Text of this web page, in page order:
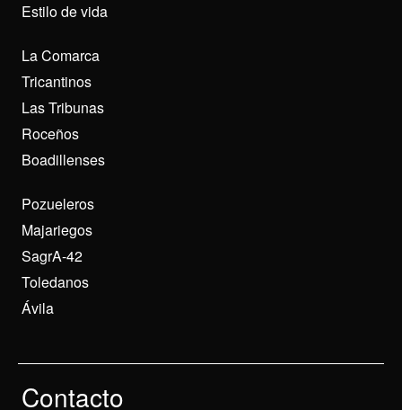
Estilo de vida
La Comarca
Tricantinos
Las Tribunas
Roceños
Boadillenses
Pozueleros
Majariegos
SagrA-42
Toledanos
Ávila
Contacto